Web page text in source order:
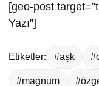
[geo-post
Yazı”]
Etiketler: #aşk
#magnum